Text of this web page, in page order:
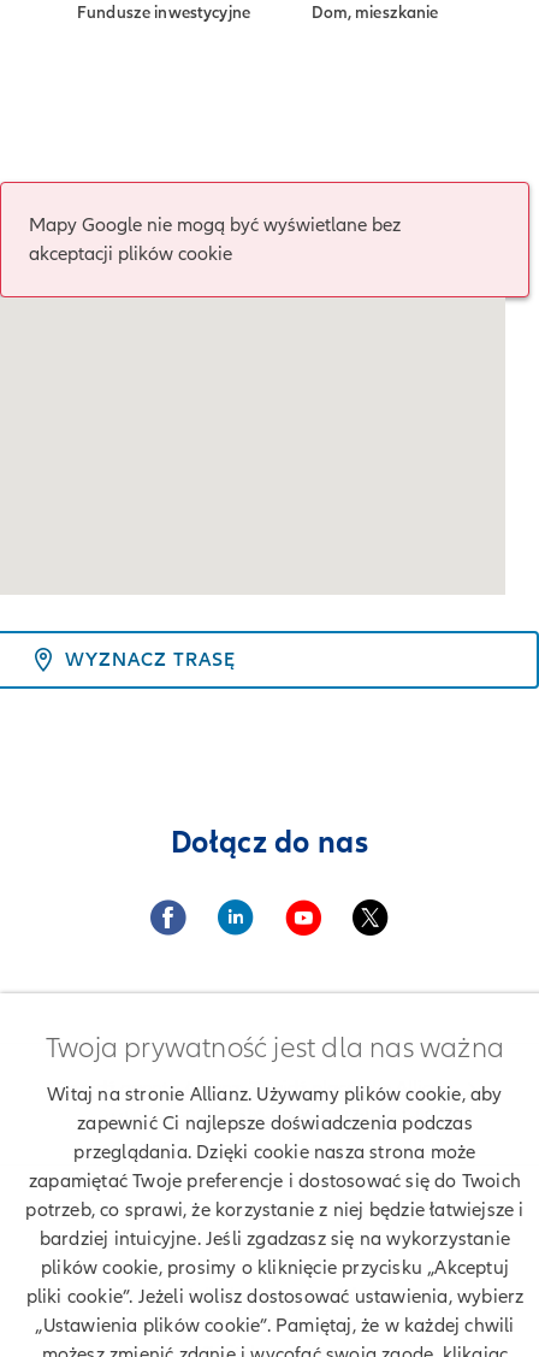
Fundusze inwestycyjne Dom, mieszkanie
Mapy Google nie mogą być wyświetlane bez
akceptacji plików cookie
WYZNACZ TRASĘ
Dołącz do nas
Twoje dane
Polityka prywatności
Znajdź agenta Allianz. Znajdź placówkę Allianz
Ubezpieczenia Allianz Paweł Skotnicki
Twoja prywatność jest dla nas ważna
Witaj na stronie Allianz. Używamy plików cookie, aby
zapewnić Ci najlepsze doświadczenia podczas
przeglądania. Dzięki cookie nasza strona może
zapamiętać Twoje preferencje i dostosować się do Twoich
potrzeb, co sprawi, że korzystanie z niej będzie łatwiejsze i
bardziej intuicyjne. Jeśli zgadzasz się na wykorzystanie
plików cookie, prosimy o kliknięcie przycisku „Akceptuj
pliki cookie”. Jeżeli wolisz dostosować ustawienia, wybierz
„Ustawienia plików cookie”. Pamiętaj, że w każdej chwili